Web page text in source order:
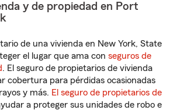
y de propiedad en Port
de una vivienda en New York, State
el lugar que ama con seguros de
. El seguro de propietarios de vivienda
cobertura para pérdidas ocasionadas
y más. El seguro de propietarios de
a proteger sus unidades de robo e